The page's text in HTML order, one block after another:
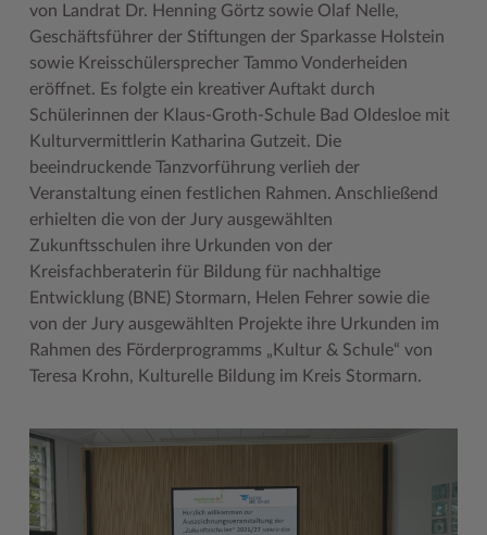
Karrieretag
von Landrat Dr. Henning Görtz sowie Olaf Nelle,
Geschäftsführer der Stiftungen der Sparkasse Holstein
sowie Kreisschülersprecher Tammo Vonderheiden
eröffnet. Es folgte ein kreativer Auftakt durch
Schülerinnen der Klaus-Groth-Schule Bad Oldesloe mit
Kulturvermittlerin Katharina Gutzeit. Die
beeindruckende Tanzvorführung verlieh der
Veranstaltung einen festlichen Rahmen. Anschließend
erhielten die von der Jury ausgewählten
Zukunftsschulen ihre Urkunden von der
Kreisfachberaterin für Bildung für nachhaltige
Entwicklung (BNE) Stormarn, Helen Fehrer sowie die
von der Jury ausgewählten Projekte ihre Urkunden im
Rahmen des Förderprogramms „Kultur & Schule“ von
Teresa Krohn, Kulturelle Bildung im Kreis Stormarn.